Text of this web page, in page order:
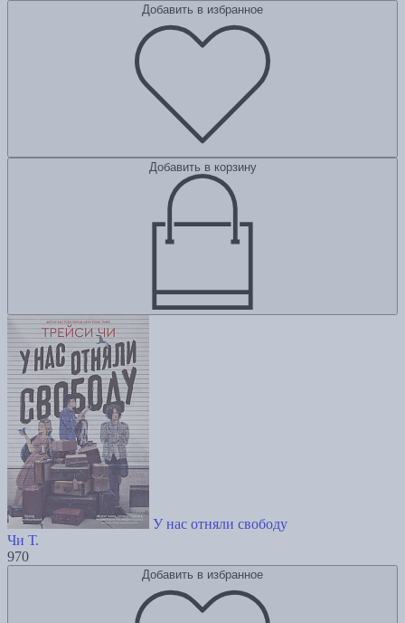
Добавить в избранное
Добавить в корзину
У нас отняли свободу
Чи Т.
970
Добавить в избранное